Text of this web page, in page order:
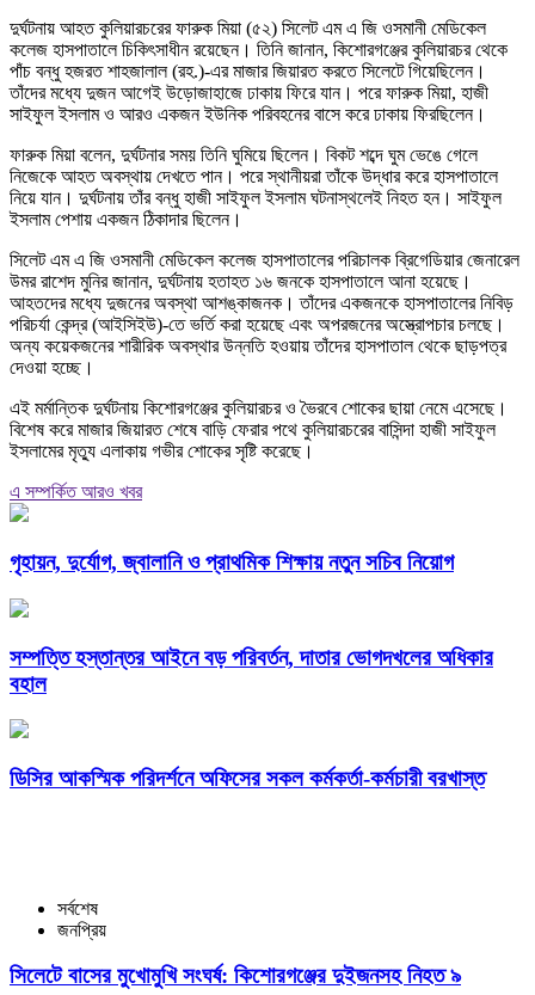
দুর্ঘটনায় আহত কুলিয়ারচরের ফারুক মিয়া (৫২) সিলেট এম এ জি ওসমানী মেডিকেল
কলেজ হাসপাতালে চিকিৎসাধীন রয়েছেন। তিনি জানান, কিশোরগঞ্জের কুলিয়ারচর থেকে
পাঁচ বন্ধু হজরত শাহজালাল (রহ.)-এর মাজার জিয়ারত করতে সিলেটে গিয়েছিলেন।
তাঁদের মধ্যে দুজন আগেই উড়োজাহাজে ঢাকায় ফিরে যান। পরে ফারুক মিয়া, হাজী
সাইফুল ইসলাম ও আরও একজন ইউনিক পরিবহনের বাসে করে ঢাকায় ফিরছিলেন।
ফারুক মিয়া বলেন, দুর্ঘটনার সময় তিনি ঘুমিয়ে ছিলেন। বিকট শব্দে ঘুম ভেঙে গেলে
নিজেকে আহত অবস্থায় দেখতে পান। পরে স্থানীয়রা তাঁকে উদ্ধার করে হাসপাতালে
নিয়ে যান। দুর্ঘটনায় তাঁর বন্ধু হাজী সাইফুল ইসলাম ঘটনাস্থলেই নিহত হন। সাইফুল
ইসলাম পেশায় একজন ঠিকাদার ছিলেন।
সিলেট এম এ জি ওসমানী মেডিকেল কলেজ হাসপাতালের পরিচালক ব্রিগেডিয়ার জেনারেল
উমর রাশেদ মুনির জানান, দুর্ঘটনায় হতাহত ১৬ জনকে হাসপাতালে আনা হয়েছে।
আহতদের মধ্যে দুজনের অবস্থা আশঙ্কাজনক। তাঁদের একজনকে হাসপাতালের নিবিড়
পরিচর্যা কেন্দ্র (আইসিইউ)-তে ভর্তি করা হয়েছে এবং অপরজনের অস্ত্রোপচার চলছে।
অন্য কয়েকজনের শারীরিক অবস্থার উন্নতি হওয়ায় তাঁদের হাসপাতাল থেকে ছাড়পত্র
দেওয়া হচ্ছে।
এই মর্মান্তিক দুর্ঘটনায় কিশোরগঞ্জের কুলিয়ারচর ও ভৈরবে শোকের ছায়া নেমে এসেছে।
বিশেষ করে মাজার জিয়ারত শেষে বাড়ি ফেরার পথে কুলিয়ারচরের বাসিন্দা হাজী সাইফুল
ইসলামের মৃত্যু এলাকায় গভীর শোকের সৃষ্টি করেছে।
এ সম্পর্কিত আরও খবর
গৃহায়ন, দুর্যোগ, জ্বালানি ও প্রাথমিক শিক্ষায় নতুন সচিব নিয়োগ
সম্পত্তি হস্তান্তর আইনে বড় পরিবর্তন, দাতার ভোগদখলের অধিকার
বহাল
ডিসির আকস্মিক পরিদর্শনে অফিসের সকল কর্মকর্তা-কর্মচারী বরখাস্ত
সর্বশেষ
জনপ্রিয়
সিলেটে বাসের মুখোমুখি সংঘর্ষ: কিশোরগঞ্জের দুইজনসহ নিহত ৯